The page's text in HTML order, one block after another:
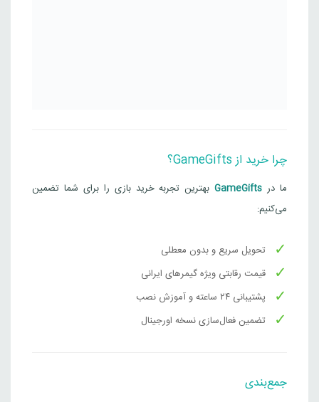
چرا خرید از GameGifts؟
ما در GameGiftsبهترین تجربه خرید بازی را برای شما تضمین
می‌کنیم:
تحویل سریع و بدون معطلی
قیمت رقابتی ویژه گیمرهای ایرانی
پشتیبانی ۲۴ ساعته و آموزش نصب
تضمین فعال‌سازی نسخه اورجینال
جمع‌بندی